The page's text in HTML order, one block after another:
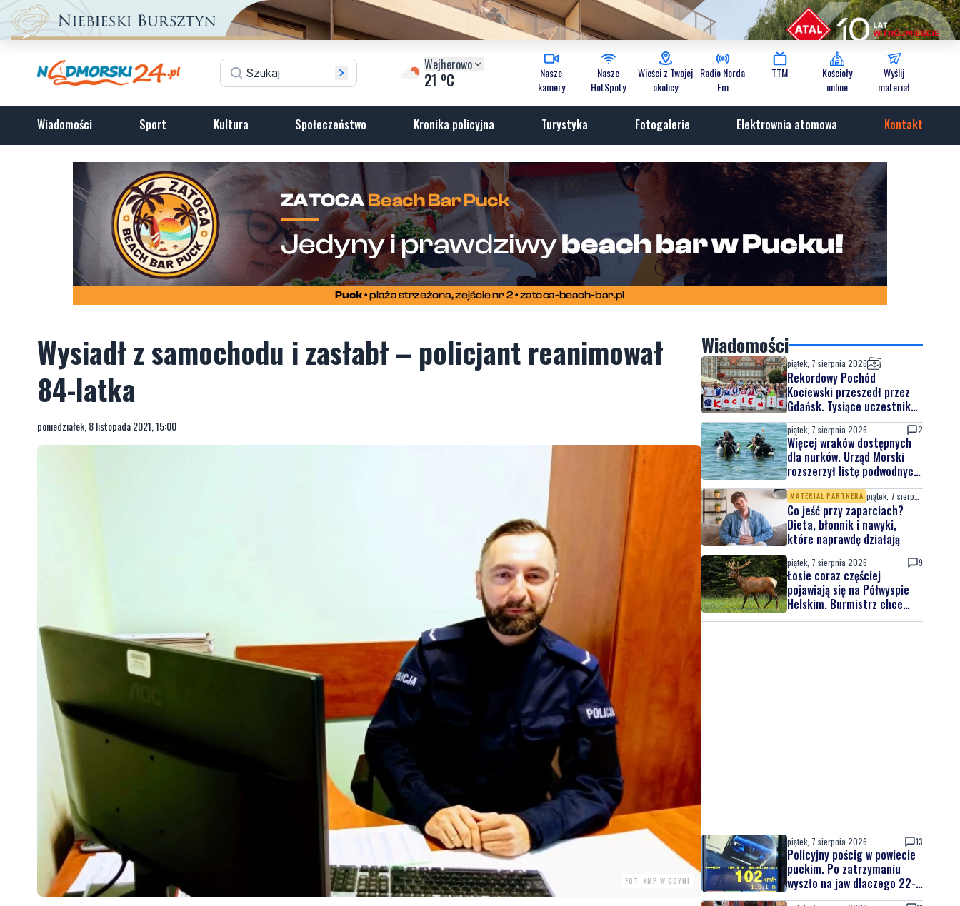
Wejherowo
21 oC
Nasze
kamery
Nasze
HotSpoty
Wieści z Twojej
okolicy
Radio Norda
Fm
TTM
Kościoły
online
Wyślij
materiał
Wiadomości Sport Kultura Społeczeństwo Kronika policyjna Turystyka Fotogalerie Elektrownia atomowa Kontakt
Wysiadł z samochodu i zasłabł – policjant reanimował
84-latka
poniedziałek, 8 listopada 2021, 15:00
FOT. KMP W GDYNI
Wiadomości
piątek, 7 sierpnia 2026
Rekordowy Pochód
Kociewski przeszedł przez
Gdańsk. Tysiące uczestników
na jubileuszowej edycji
piątek, 7 sierpnia 2026 2
Więcej wraków dostępnych
dla nurków. Urząd Morski
rozszerzył listę podwodnych
atrakcji
MATERIAŁ PARTNERA
Co jeść przy zaparciach?
Dieta, błonnik i nawyki,
które naprawdę działają
piątek, 7 sierpnia 2026 9
Łosie coraz częściej
pojawiają się na Półwyspie
Helskim. Burmistrz chce
nowych znaków drogowych
piątek, 7 sierpnia 2026 13
Policyjny pościg w powiecie
puckim. Po zatrzymaniu
wyszło na jaw dlaczego 22-
latek uciekał